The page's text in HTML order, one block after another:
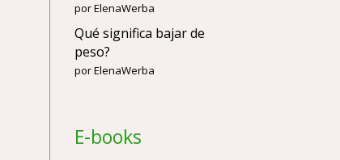
por ElenaWerba
Qué significa bajar de
peso?
por ElenaWerba
E-books